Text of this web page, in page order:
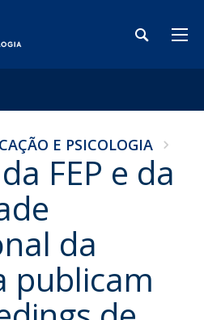
E PSICOLOGIA
FEP e da
da
publicam